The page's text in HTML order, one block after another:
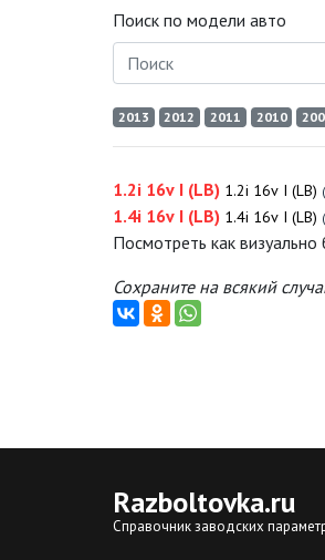
Поиск по модели авто
2013 2012 2011 2010
1.2i 16v I (LB) 1.2i 16v I (LB)
1.4i 16v I (LB) 1.4i 16v I (LB)
Посмотреть как
Сохраните на всякий
Razboltovka.ru
Справочник заводских